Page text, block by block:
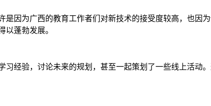
因为广西的教育工作者们对新技术的接受度较高，也因
以蓬勃发展。
经验，讨论未来的规划，甚至一起策划了一些线上活动